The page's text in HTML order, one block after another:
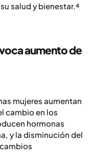
salud y bienestar.⁴
aumento de
mujeres aumentan
cambio en los
hormonas
y la disminución del